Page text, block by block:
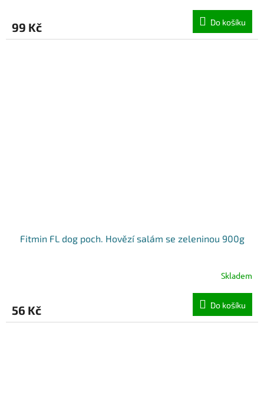
99 Kč Do košíku
Fitmin FL dog poch. Hovězí salám se zeleninou 900g
Skladem
56 Kč Do košíku